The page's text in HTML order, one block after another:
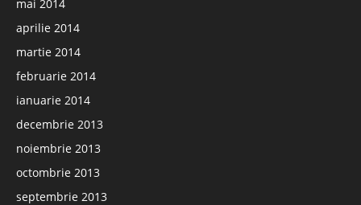
mai 2014
aprilie 2014
martie 2014
februarie 2014
ianuarie 2014
decembrie 2013
noiembrie 2013
octombrie 2013
septembrie 2013